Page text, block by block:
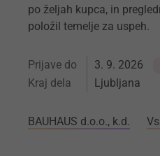
po željah kupca, in
položil temelje za uspeh.
Prijave do 3. 9. 2026
Kraj dela Ljubljana
BAUHAUS d.o.o., k.d.